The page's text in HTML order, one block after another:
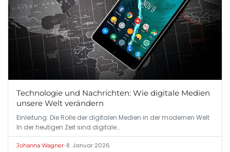
Technologie und Nachrichten: Wie digitale Medien
unsere Welt verändern
Einleitung: Die Rolle der digitalen Medien in der modernen Welt
In der heutigen Zeit sind digitale…
Johanna Wagner•8. Januar 2026